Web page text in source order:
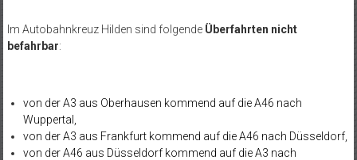
Im Autobahnkreuz Hilden sind folgende Überfahrten nicht
befahrbar:
von der A3 aus Oberhausen kommend auf die A46 nach
Wuppertal,
von der A3 aus Frankfurt kommend auf die A46 nach Düsseldorf,
von der A46 aus Düsseldorf kommend auf die A3 nach